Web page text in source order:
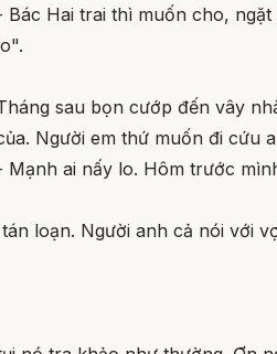
Bác Hai trai thì muốn cho,
sau bọn cướp đến vây
Người em thứ muốn đi cứu
Mạnh ai nấy lo. Hôm trước
loạn. Người anh cả nói với